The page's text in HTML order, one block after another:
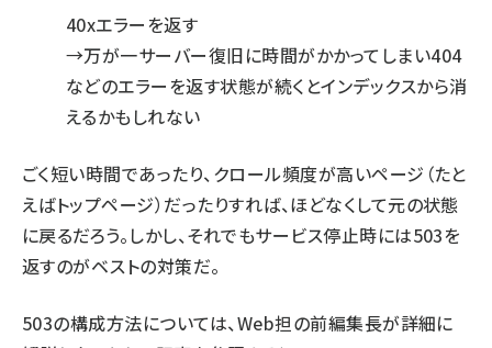
40xエラーを返す
→万が一サーバー復旧に時間がかかってしまい404
などのエラーを返す状態が続くとインデックスから消
えるかもしれない
ごく短い時間であったり、クロール頻度が高いページ（たと
えばトップページ）だったりすれば、ほどなくして元の状態
に戻るだろう。しかし、それでもサービス停止時には503を
返すのがベストの対策だ。
503の構成方法については、Web担の前編集長が詳細に